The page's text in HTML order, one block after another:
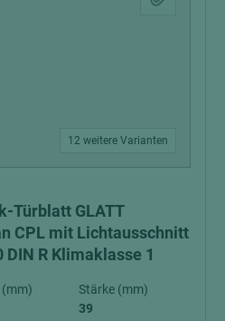
12 weitere Varianten
Türblatt GLATT
CPL mit Lichtausschnitt
R Klimaklasse 1
(mm)
Stärke (mm)
39